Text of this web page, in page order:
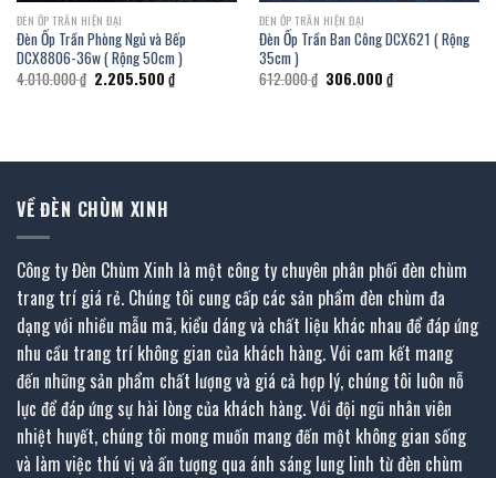
ĐÈN ỐP TRẦN HIỆN ĐẠI
Đèn Ốp Trần Phòng Ngủ và Bếp
DCX8806-36w ( Rộng 50cm )
4.010.000₫ Giá
gốc
2.205.500 ₫Giá
hiện
ĐÈN ỐP TRẦN HIỆN ĐẠI
Đèn Ốp Trần Ban Công DCX621 ( Rộng
35cm )
612.000₫ Giá
gốc
306.000 ₫Giá
hiện
VỀ ĐÈN CHÙM XINH
Công ty Đèn Chùm Xinh là một công ty chuyên phân phối đèn chùm
trang trí giá rẻ. Chúng tôi cung cấp các sản phẩm đèn chùm đa
dạng với nhiều mẫu mã, kiểu dáng và chất liệu khác nhau để đáp ứng
nhu cầu trang trí không gian của khách hàng. Với cam kết mang
đến những sản phẩm chất lượng và giá cả hợp lý, chúng tôi luôn nỗ
lực để đáp ứng sự hài lòng của khách hàng. Với đội ngũ nhân viên
nhiệt huyết, chúng tôi mong muốn mang đến một không gian sống
và làm việc thú vị và ấn tượng qua ánh sáng lung linh từ đèn chùm